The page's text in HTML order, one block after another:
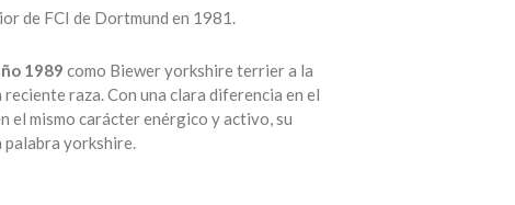
de FCI de Dortmund en 1981.
1989 como Biewer yorkshire terrier a la
raza. Con una clara diferencia en el
mismo carácter enérgico y activo, su
palabra yorkshire.